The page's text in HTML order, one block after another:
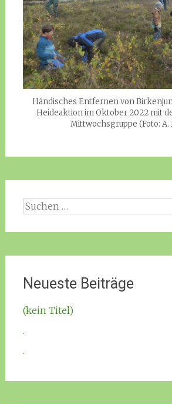
Händisches Entfernen von
Heideaktion im Oktober 2022 mit
Mittwochsgruppe (Foto: A.
Suchen
Neueste Beiträge
(kein Titel)
.
.